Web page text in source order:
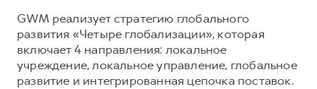
GWM реализует стратегию глобального
развития «Четыре глобализации», которая
включает 4 направления: локальное
учреждение, локальное управление, глобальное
развитие и интегрированная цепочка поставок.